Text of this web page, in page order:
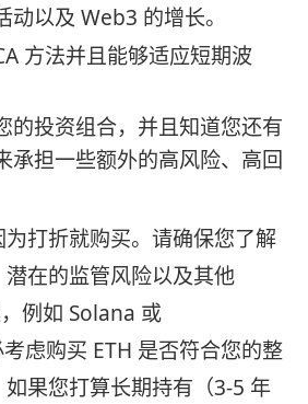
动以及 Web3 的增长。
方法并且能够适应短期波
的投资组合，并且知道您还有
承担一些额外的高风险、高回
打折就购买。请确保您了解
在的监管风险以及其他
例如 Solana 或
虑购买 ETH 是否符合您的整
果您打算长期持有（3-5 年